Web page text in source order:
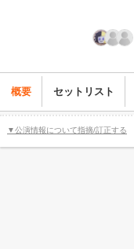
概要 セットリスト
▼公演情報について指摘/訂正する